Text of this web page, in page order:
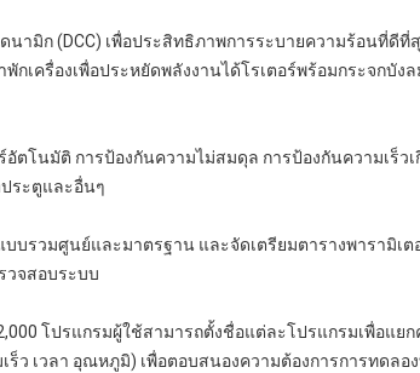
ามิก (DCC) เพื่อประสิทธิภาพการระบายความร้อนที่ดีที่
กเครื่องเพื่อประหยัดพลังงานได้โรเตอร์พร้อมกระจกบัง
ตโนมัติ การป้องกันความไม่สมดุล การป้องกันความเร็ว
ระตูและอื่นๆ
บรวมศูนย์และมาตรฐาน และจัดเตรียมตารางพารามิเ
วจสอบระบบ
โปรแกรมผู้ใช้สามารถตั้งชื่อแต่ละโปรแกรมเพื่อแย
ร็ว เวลา อุณหภูมิ) เพื่อตอบสนองความต้องการการทดลอ